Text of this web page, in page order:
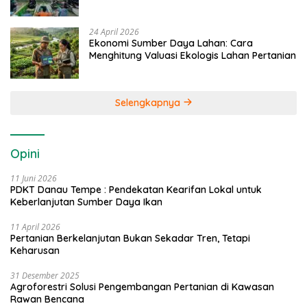
24 April 2026
Ekonomi Sumber Daya Lahan: Cara
Menghitung Valuasi Ekologis Lahan Pertanian
Selengkapnya
Opini
11 Juni 2026
PDKT Danau Tempe : Pendekatan Kearifan Lokal untuk
Keberlanjutan Sumber Daya Ikan
11 April 2026
Pertanian Berkelanjutan Bukan Sekadar Tren, Tetapi
Keharusan
31 Desember 2025
Agroforestri Solusi Pengembangan Pertanian di Kawasan
Rawan Bencana